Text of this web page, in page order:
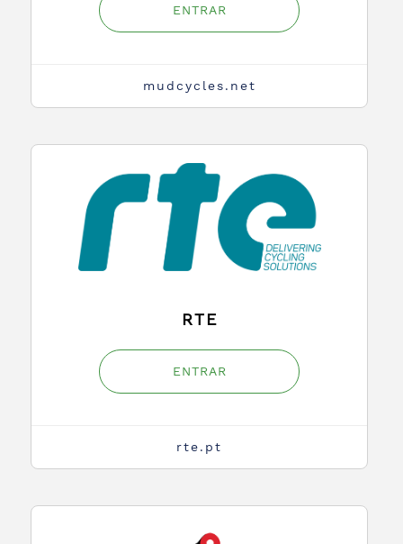
ENTRAR
mudcycles.net
RTE
ENTRAR
rte.pt